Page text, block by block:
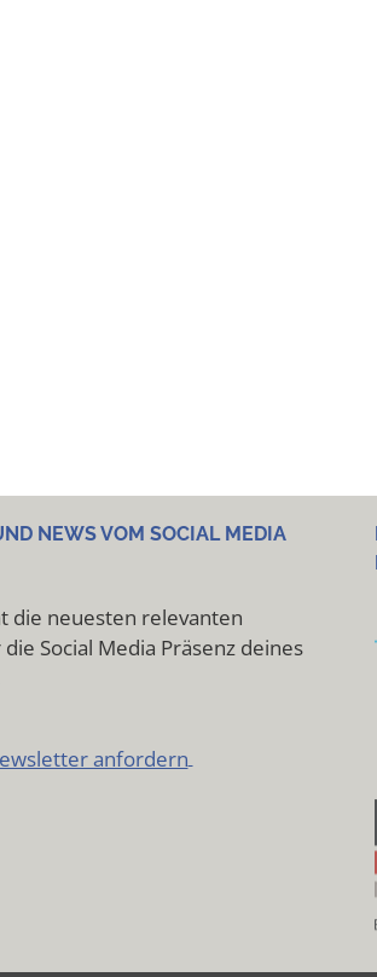
NEWS VOM SOCIAL MEDIA
die neuesten relevanten
Social Media Präsenz deines
anfordern